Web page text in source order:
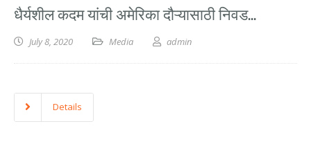
धैर्यशील कदम यांची अमेरिका दौऱ्यासाठी निवड…
July 8, 2020 Media admin
Details